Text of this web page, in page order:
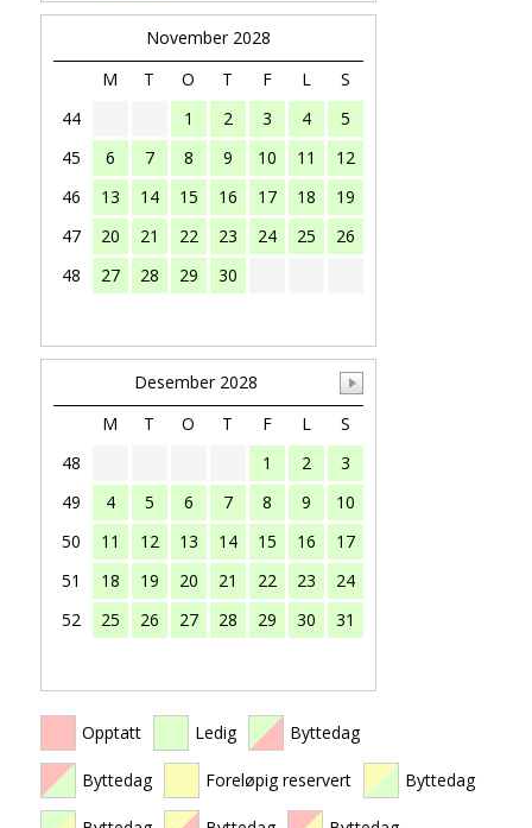
November 2028
M
T O T F L
S
44
1 2 3 4
5
45
6 7 8 9 10 11
12
46
13 14 15 16 17 18
19
47
20 21 22 23 24 25
26
48
27 28 29 30
Desember 2028
M
T O T F L
S
48
1 2
3
49
4 5 6 7 8 9
10
50
11 12 13 14 15 16
17
51
18 19 20 21 22 23
24
52
25 26 27 28 29 30 31
Opptatt Ledig Byttedag
Byttedag Foreløpig reservert Byttedag